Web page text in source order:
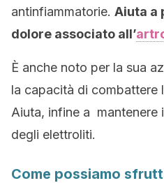
antinfiammatorie. Aiuta a
dolore associato all’
È anche noto per la sua
la capacità di combattere
Aiuta, infine a mantenere
degli elettroliti.
Come possiamo